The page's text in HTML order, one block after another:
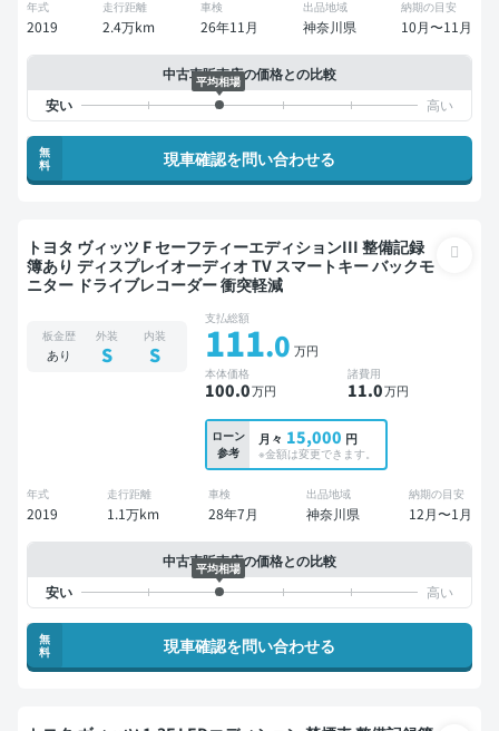
年式
2019
走行距離
2.4万km
車検
26年11月
出品地域
神奈川県
納期の目安
10月〜11月
中古車販売店の価格との比較
平均相場
無
料
現車確認を問い合わせる
トヨタ ヴィッツ F セーフティーエディションIII 整備記録
簿あり ディスプレイオーディオ TV スマートキー バックモ
ニター ドライブレコーダー 衝突軽減
板金歴
あり
外装
S
内装
S
支払総額
111.0 万円
本体価格
100.0万円
諸費用
11.0万円
ローン
参考
月々 15,000 円
※金額は変更できます。
年式
2019
走行距離
1.1万km
車検
28年7月
出品地域
神奈川県
納期の目安
12月〜1月
中古車販売店の価格との比較
平均相場
無
料
現車確認を問い合わせる